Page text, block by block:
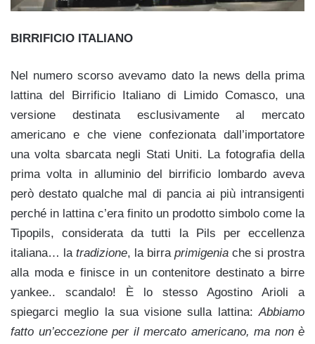
BIRRIFICIO ITALIANO
Nel numero scorso avevamo dato la news della prima
lattina del Birrificio Italiano di Limido Comasco, una
versione destinata esclusivamente al mercato
americano e che viene confezionata dall’importatore
una volta sbarcata negli Stati Uniti. La fotografia della
prima volta in alluminio del birrificio lombardo aveva
però destato qualche mal di pancia ai più intransigenti
perché in lattina c’era finito un prodotto simbolo come la
Tipopils, considerata da tutti la Pils per eccellenza
italiana… la tradizione, la birra primigenia che si prostra
alla moda e finisce in un contenitore destinato a birre
yankee.. scandalo!
È lo stesso Agostino Arioli a
spiegarci meglio la sua visione sulla lattina:Abbiamo
fatto un’eccezione per il mercato americano, ma non è